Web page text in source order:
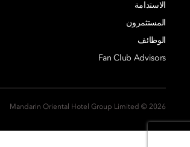
الاستدامة
المستثمرون
الوظائف
Fan Club Advisors
2026 © Mandarin Oriental Hotel Group Limited